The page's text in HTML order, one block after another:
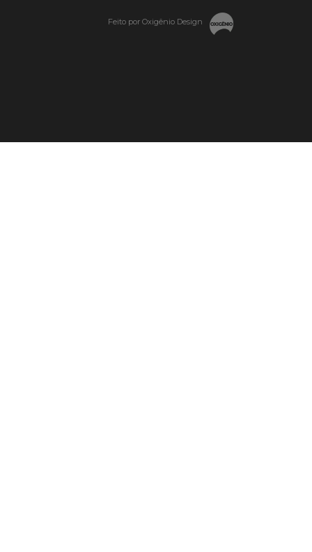
Feito por Oxigênio Design